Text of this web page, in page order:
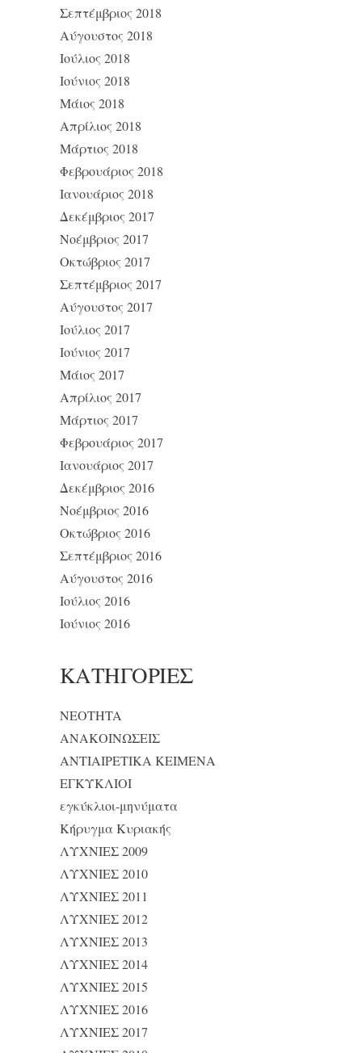
Σεπτέμβριος 2018
Αύγουστος 2018
Ιούλιος 2018
Ιούνιος 2018
Μάιος 2018
Απρίλιος 2018
Μάρτιος 2018
Φεβρουάριος 2018
Ιανουάριος 2018
Δεκέμβριος 2017
Νοέμβριος 2017
Οκτώβριος 2017
Σεπτέμβριος 2017
Αύγουστος 2017
Ιούλιος 2017
Ιούνιος 2017
Μάιος 2017
Απρίλιος 2017
Μάρτιος 2017
Φεβρουάριος 2017
Ιανουάριος 2017
Δεκέμβριος 2016
Νοέμβριος 2016
Οκτώβριος 2016
Σεπτέμβριος 2016
Αύγουστος 2016
Ιούλιος 2016
Ιούνιος 2016
KΑΤΗΓΟΡΊΕΣ
NEOTHTA
ΑΝΑΚΟΙΝΩΣΕΙΣ
ΑΝΤΙΑΙΡΕΤΙΚΑ ΚΕΙΜΕΝΑ
ΕΓΚΥΚΛΙΟΙ
εγκύκλιοι-μηνύματα
Κήρυγμα Κυριακής
ΛΥΧΝΙΕΣ 2009
ΛΥΧΝΙΕΣ 2010
ΛΥΧΝΙΕΣ 2011
ΛΥΧΝΙΕΣ 2012
ΛΥΧΝΙΕΣ 2013
ΛΥΧΝΙΕΣ 2014
ΛΥΧΝΙΕΣ 2015
ΛΥΧΝΙΕΣ 2016
ΛΥΧΝΙΕΣ 2017